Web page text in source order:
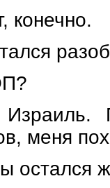
конечно.
меня
остался